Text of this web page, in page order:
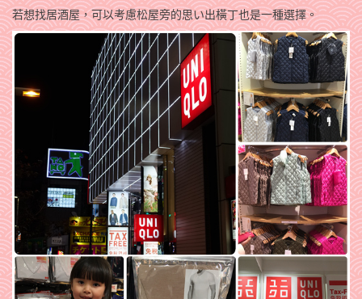
若想找居酒屋，可以考慮松屋旁的思い出橫丁也是一種選擇。